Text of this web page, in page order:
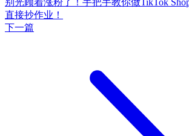
别光顾着涨粉了！手把手教你做TikTok
直接抄作业！
下一篇